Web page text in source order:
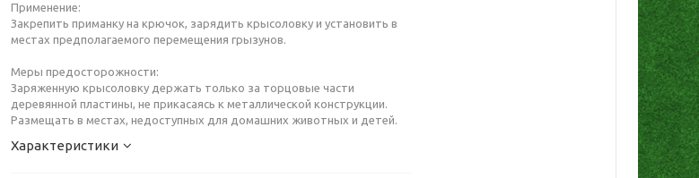
Применение:
Закрепить приманку на крючок, зарядить крысоловку и установить в
местах предполагаемого перемещения грызунов.
Меры предосторожности:
Заряженную крысоловку держать только за торцовые части
деревянной пластины, не прикасаясь к металлической конструкции.
Размещать в местах, недоступных для домашних животных и детей.
Характеристики